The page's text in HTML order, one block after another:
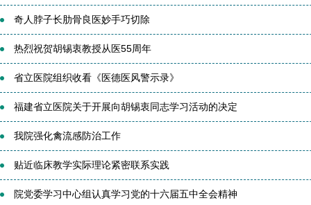
奇人脖子长肋骨良医妙手巧切除
热烈祝贺胡锡衷教授从医55周年
省立医院组织收看《医德医风警示录》
福建省立医院关于开展向胡锡衷同志学习活动的决定
我院强化禽流感防治工作
贴近临床教学实际理论紧密联系实践
院党委学习中心组认真学习党的十六届五中全会精神